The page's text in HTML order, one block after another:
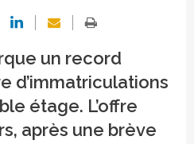
un record
d’immatriculations
étage. L’offre
après une brève